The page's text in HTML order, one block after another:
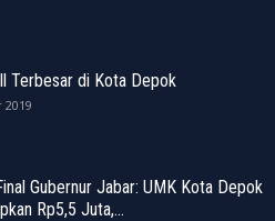
Terbesar di Kota Depok
Gubernur Jabar: UMK Kota Depok
Rp5,5 Juta,...